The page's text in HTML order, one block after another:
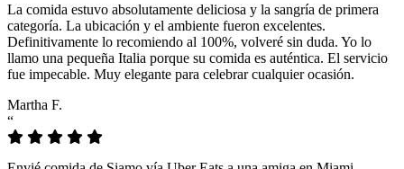
La comida estuvo absolutamente deliciosa y la sangría de primera
categoría. La ubicación y el ambiente fueron excelentes.
Definitivamente lo recomiendo al 100%, volveré sin duda. Yo lo
llamo una pequeña Italia porque su comida es auténtica. El servicio
fue impecable. Muy elegante para celebrar cualquier ocasión.
Martha F.
“